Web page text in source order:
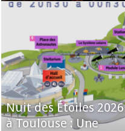
Nuit des Étoiles 2026
à Toulouse : Une